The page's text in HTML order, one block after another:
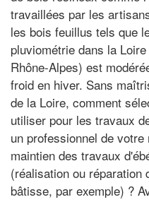
travaillées par les
les bois feuillus tels que
pluviométrie dans la
Rhône-Alpes) est
froid en hiver. Sans
de la Loire, comment
utiliser pour les travaux
un professionnel de
maintien des travaux
(réalisation ou réparation
bâtisse, par exemple) ?